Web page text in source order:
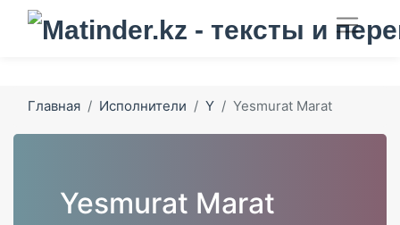
Главная Исполнители Y Yesmurat Marat
Yesmurat Marat